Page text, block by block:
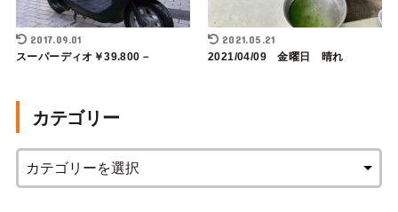
2017.09.01
スーパーディオ￥39.800－
2021.05.21
2021/04/09 金曜日 晴れ
カテゴリー